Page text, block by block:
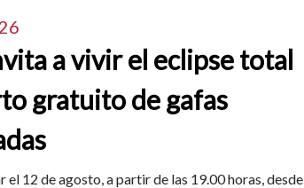
a vivir el eclipse total
gratuito de gafas
el 12 de agosto, a partir de las 19.00 horas, desde